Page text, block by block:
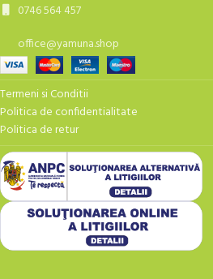
0746 564 457
office@yamuna.shop
Termeni si Conditii
Politica de confidentialitate
Politica de retur